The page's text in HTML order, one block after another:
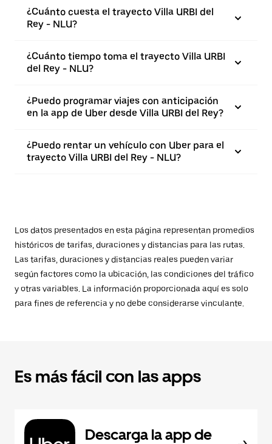
¿Cuánto cuesta el trayecto Villa URBI del
Rey - NLU?
¿Cuánto tiempo toma el trayecto Villa URBI
del Rey - NLU?
¿Puedo programar viajes con anticipación
en la app de Uber desde Villa URBI del Rey?
¿Puedo rentar un vehículo con Uber para el
trayecto Villa URBI del Rey - NLU?
Los datos presentados en esta página representan promedios
históricos de tarifas, duraciones y distancias para las rutas.
Las tarifas, duraciones y distancias reales pueden variar
según factores como la ubicación, las condiciones del tráfico
y otras variables. La información proporcionada aquí es solo
para fines de referencia y no debe considerarse vinculante.
Es más fácil con las apps
Descarga la app de